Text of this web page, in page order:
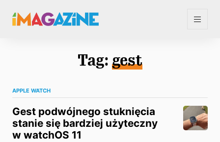
Tag: gest
APPLE WATCH
Gest podwójnego stuknięcia
stanie się bardziej użyteczny
w watchOS 11